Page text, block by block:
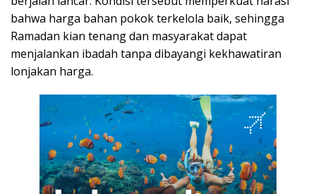
bahwa harga bahan pokok terkelola baik, sehingga
Ramadan kian tenang dan masyarakat dapat
menjalankan ibadah tanpa dibayangi kekhawatiran
lonjakan harga.